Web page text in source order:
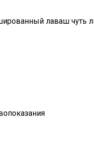
лаваш чуть